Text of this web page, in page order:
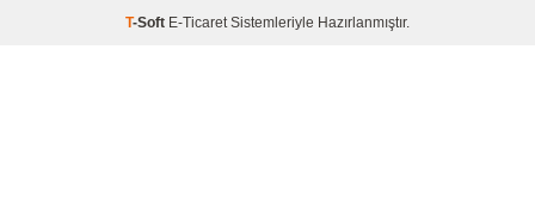
T-Soft E-TicaretSistemleriyle Hazırlanmıştır.